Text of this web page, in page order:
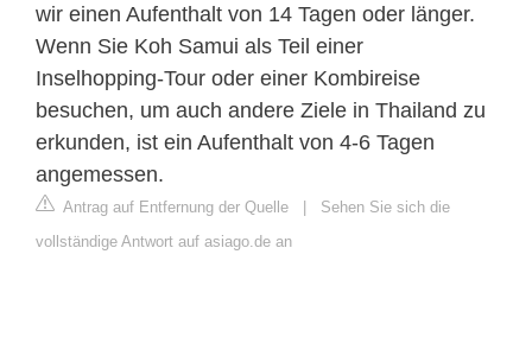
wir einen Aufenthalt von 14 Tagen oder länger.
Wenn Sie Koh Samui als Teil einer
Inselhopping-Tour oder einer Kombireise
besuchen, um auch andere Ziele in Thailand zu
erkunden, ist ein Aufenthalt von 4-6 Tagen
angemessen.
Antrag auf Entfernung der Quelle | Sehen Sie sich die
vollständige Antwort auf asiago.de an